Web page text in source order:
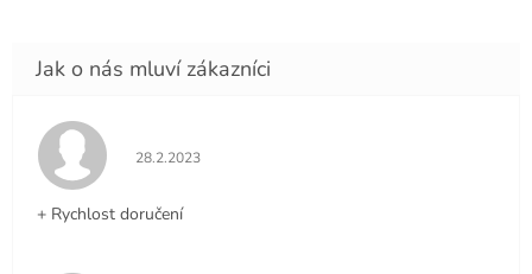
Hodnocení obchodu je 5 z 5 hvězdiček.
28.2.2023
+ Rychlost doručení